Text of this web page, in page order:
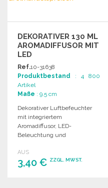
DEKORATIVER 130 ML
AROMADIFFUSOR MIT
LED
Ref.10-31638
Produktbestand : 4 800
Artikel
Maße : 9.5 cm
Dekorativer Luftbefeuchter
mit integriertem
Aromadiffusor, LED-
Beleuchtung und
für Räume bis zu 25 m².
AUS
3,40 € ZZGL. MWST.